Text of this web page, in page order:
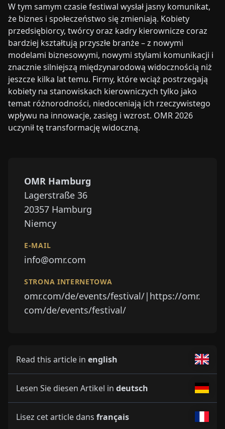
W tym samym czasie festiwal wysłał jasny komunikat,
że biznes i społeczeństwo się zmieniają. Kobiety
przedsiębiorcy, twórcy oraz kadry kierownicze coraz
bardziej kształtują przyszłe branże – z nowymi
modelami biznesowymi, nowymi stylami komunikacji i
znacznie silniejszą międzynarodową widocznością niż
jeszcze kilka lat temu. Firmy, które wciąż postrzegają
kobiety na stanowiskach kierowniczych tylko jako
temat różnorodności, niedoceniają ich rzeczywistego
wpływu na innowacje, zasięg i wzrost. OMR 2026
uczynił tę transformację widoczną.
OMR Hamburg
⁠⁠Lagerstraße 36
⁠⁠20357 Hamburg
Niemcy
E-MAIL
info@omr.com
STRONA INTERNETOWA
omr.com/de/events/festival/|https://omr.
com/de/events/festival/
Read this article in english
Lesen Sie diesen Artikel in deutsch
Lisez cet article dans français